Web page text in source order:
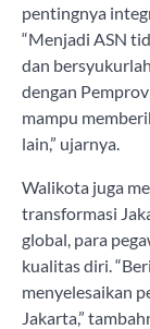
pentingnya
“Menjadi ASN
dan
dengan
mampu
lain,” ujarnya.
Walikota juga
transformasi
global, para
kualitas diri.
menyelesaikan
Jakarta,”